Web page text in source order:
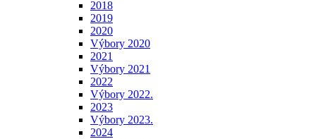
2018
2019
2020
Výbory 2020
2021
Výbory 2021
2022
Výbory 2022.
2023
Výbory 2023.
2024